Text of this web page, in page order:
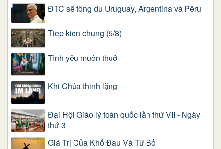
ĐTC sẽ tông du Uruguay, Argentina và Pêru
Tiếp kiến chung (5/8)
Tình yêu muôn thuở
Khi Chúa thinh lặng
Đại Hội Giáo lý toàn quốc lần thứ VII - Ngày
thứ 3
Giá Trị Của Khổ Ðau Và Từ Bỏ